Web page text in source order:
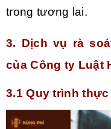
trong tương lai.
3. Dịch vụ rà
của Công ty Luật
3.1 Quy trình